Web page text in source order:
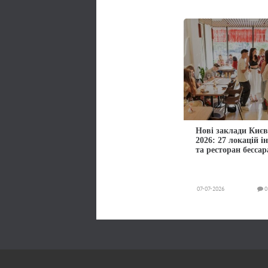
Нові заклади
2026: 27 локацій
та ресторан
07-07-2026 0